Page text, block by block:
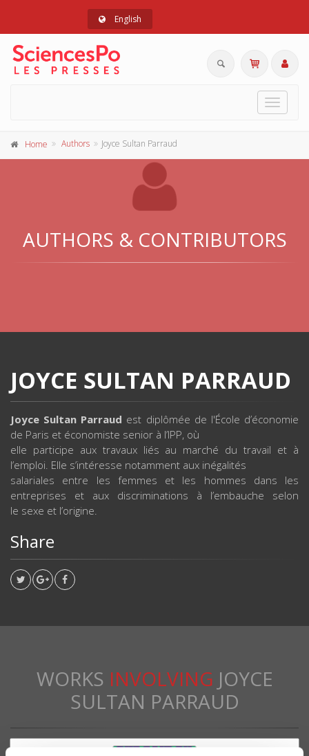
English
Toggle
Home Authors Joyce Sultan Parraud
AUTHORS & CONTRIBUTORS
JOYCE SULTAN PARRAUD
Joyce Sultan Parraud est diplômée de l'École d’économie
de Paris et économiste senior à l’IPP, où
elle participe aux travaux liés au marché du travail et à
l’emploi. Elle s’intéresse notamment aux inégalités
salariales entre les femmes et les hommes dans les
entreprises et aux discriminations à l’embauche selon
le sexe et l’origine.
Share
WORKS INVOLVING JOYCE
SULTAN PARRAUD